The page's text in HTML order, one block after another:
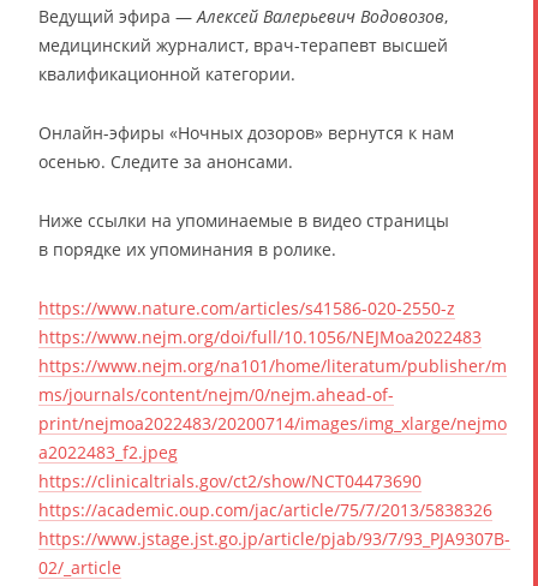
Ведущий эфира —Алексей Валерьевич Водовозов,
медицинский журналист, врач-терапевт высшей
квалификационной категории.
Онлайн-эфиры «Ночных дозоров» вернутся к нам
осенью. Следите за анонсами.
Ниже ссылки на упоминаемые в видео страницы
в порядке их упоминания в ролике.
https://www.nature.com/articles/s41586-020-2550-z
https://www.nejm.org/doi/full/10.1056/NEJMoa2022483
https://www.nejm.org/na101/home/literatum/publisher/m
ms/journals/content/nejm/0/nejm.ahead-of-
print/nejmoa2022483/20200714/images/img_xlarge/nejmo
a2022483_f2.jpeg
https://clinicaltrials.gov/ct2/show/NCT04473690
https://academic.oup.com/jac/article/75/7/2013/5838326
https://www.jstage.jst.go.jp/article/pjab/93/7/93_PJA9307B-
02/_article